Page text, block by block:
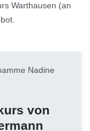
Warthausen (an
von